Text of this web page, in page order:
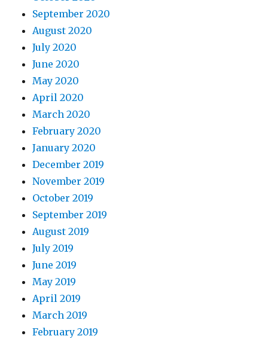
September 2020
August 2020
July 2020
June 2020
May 2020
April 2020
March 2020
February 2020
January 2020
December 2019
November 2019
October 2019
September 2019
August 2019
July 2019
June 2019
May 2019
April 2019
March 2019
February 2019